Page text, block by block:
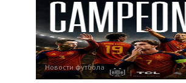
Новости футбола